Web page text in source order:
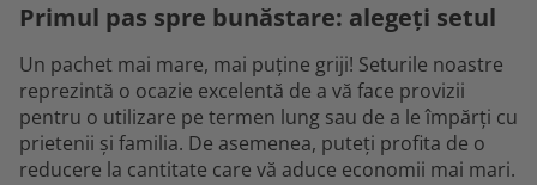
Primul pas spre bunăstare: alegeți setul
Un pachet mai mare, mai puține griji! Seturile noastre
reprezintă o ocazie excelentă de a vă face provizii
pentru o utilizare pe termen lung sau de a le împărți cu
prietenii și familia. De asemenea, puteți profita de o
reducere la cantitate care vă aduce economii mai mari.